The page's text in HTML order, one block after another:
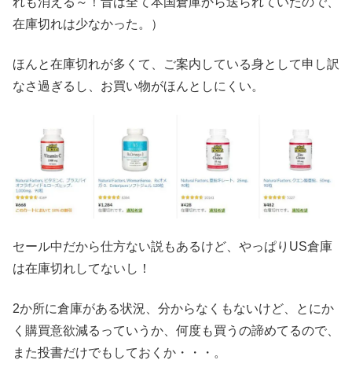
在庫切れは少なかった。）
ほんと在庫切れが多くて、ご案内している身として申し訳
なさ過ぎるし、お買い物がほんとしにくい。
セール中だから仕方ない説もあるけど、やっぱりUS倉庫
は在庫切れしてないし！
2か所に倉庫がある状況、分からなくもないけど、とにか
く購買意欲減るっていうか、何度も買うの諦めてるので、
また投書だけでもしておくか・・・。